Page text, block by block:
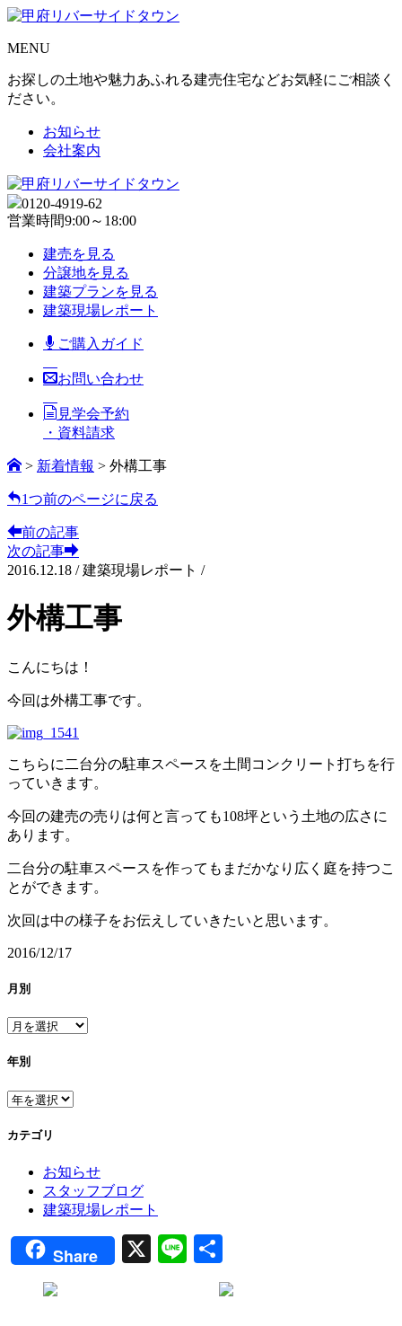
MENU
お探しの土地や魅力あふれる建売住宅などお気軽にご相談く
ださい。
お知らせ
会社案内
0120-4919-62
営業時間9:00～18:00
建売を見る
分譲地を見る
建築プランを見る
建築現場レポート
ご購入ガイド
お問い合わせ
見学会予約
・資料請求
> 新着情報 > 外構工事
1つ前のページに戻る
前の記事
次の記事
2016.12.18 /建築現場レポート /
外構工事
こんにちは！
今回は外構工事です。
こちらに二台分の駐車スペースを土間コンクリート打ちを行
っていきます。
今回の建売の売りは何と言っても108坪という土地の広さに
あります。
二台分の駐車スペースを作ってもまだかなり広く庭を持つこ
とができます。
次回は中の様子をお伝えしていきたいと思います。
2016/12/17
月別
年別
カテゴリ
お知らせ
スタッフブログ
建築現場レポート
Share X Line
有